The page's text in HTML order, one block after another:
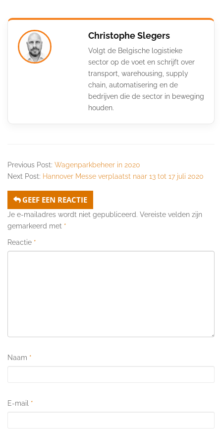
Christophe Slegers
Volgt de Belgische logistieke
sector op de voet en schrijft over
transport, warehousing, supply
chain, automatisering en de
bedrijven die de sector in beweging
houden.
Previous Post: Wagenparkbeheer in 2020
Next Post: Hannover Messe verplaatst naar 13 tot 17 juli 2020
GEEF EEN REACTIE
Je e-mailadres wordt niet gepubliceerd. Vereiste velden zijn
gemarkeerd met *
Reactie *
Naam *
E-mail *